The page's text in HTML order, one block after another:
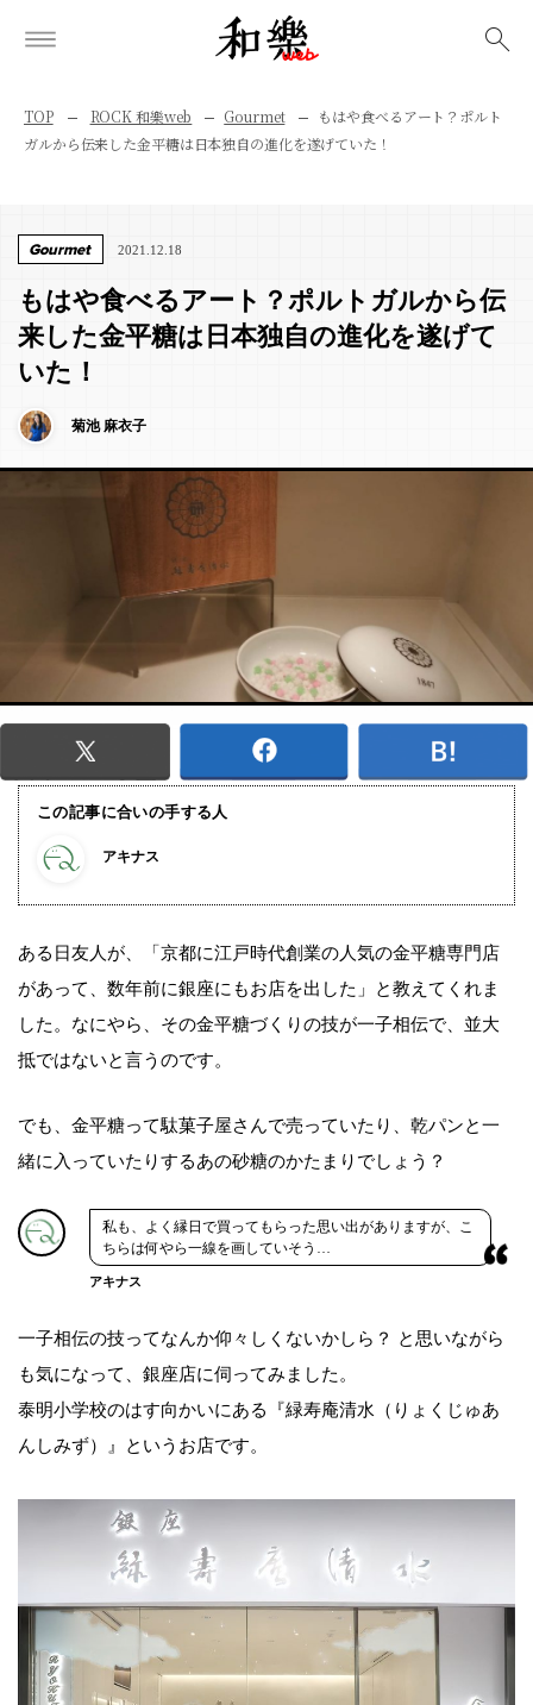
TOP ROCK 和樂web Gourmet
もはや食べるアート？ポルト
ガルから伝来した金平糖は日本独自の進化を遂げていた！
Gourmet 2021.12.18
もはや食べるアート？ポルトガルから伝
来した金平糖は日本独自の進化を遂げて
いた！
菊池 麻衣子
この記事に合いの手する人
アキナス
ある日友人が、「京都に江戸時代創業の人気の金平糖専門店
があって、数年前に銀座にもお店を出した」と教えてくれま
した。なにやら、その金平糖づくりの技が一子相伝で、並大
抵ではないと言うのです。
でも、金平糖って駄菓子屋さんで売っていたり、乾パンと一
緒に入っていたりするあの砂糖のかたまりでしょう？
私も、よく縁日で買ってもらった思い出がありますが、こ
ちらは何やら一線を画していそう…
アキナス
一子相伝の技ってなんか仰々しくないかしら？ と思いながら
も気になって、銀座店に伺ってみました。
泰明小学校のはす向かいにある『緑寿庵清水（りょくじゅあ
んしみず）』というお店です。